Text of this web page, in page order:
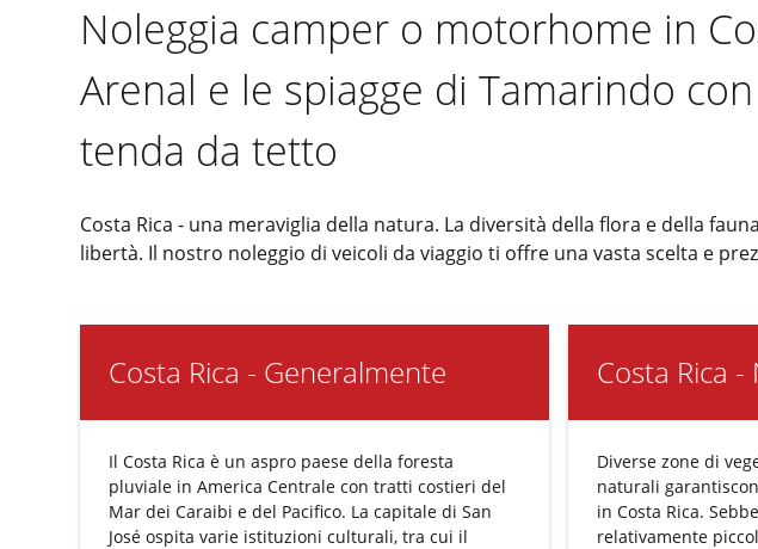
Noleggia camper o motorhome in
Arenal e le spiagge di Tamarindo
tenda da tetto
Costa Rica - una meraviglia della natura. La diversità della flora e della
libertà. Il nostro noleggio di veicoli da viaggio ti offre una vasta scelta e
Costa Rica - Generalmente
Il Costa Rica è un aspro paese della foresta
pluviale in America Centrale con tratti costieri del
Mar dei Caraibi e del Pacifico. La capitale di San
José ospita varie istituzioni culturali, tra cui il
Costa Rica -
Diverse zone di
naturali
in Costa Rica.
relativamente